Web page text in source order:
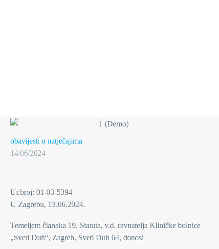
obavijesti o natječajima
14/06/2024
Ur.broj: 01-03-5394
U Zagrebu, 13.06.2024.
Temeljem članaka 19. Statuta, v.d. ravnatelja Kliničke bolnice
„Sveti Duh“, Zagreb, Sveti Duh 64, donosi